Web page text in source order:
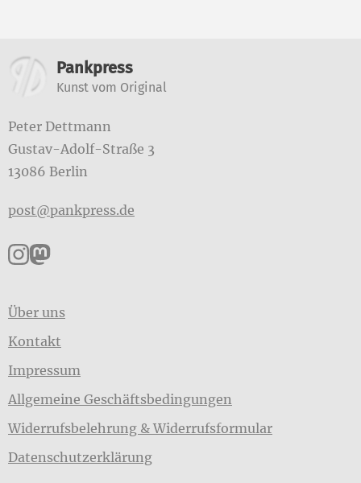
Weitere Informationen
Pankpress
Kunst vom Original
Peter Dettmann
Gustav-Adolf-Straße 3
13086 Berlin
post@pankpress.de
Pankpress auf Instagram
Pankpress auf Mastodon
Über uns
Kontakt
Impressum
Allgemeine Geschäftsbedingungen
Widerrufsbelehrung & Widerrufsformular
Datenschutzerklärung